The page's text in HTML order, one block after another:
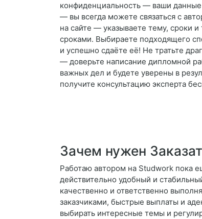
конфиденциальность — ваши данные
— вы всегда можете связаться с
на сайте — указываете тему, сроки
сроками. Выбираете подходящего
и успешно сдаёте её! Не тратьте
— доверьте написание дипломной
важных дел и будете уверены в
получите консультацию эксперта
Зачем нужен
Работаю автором на Studwork пока
действительно удобный и
качественно и ответственно
заказчиками, быстрые выплаты и
выбирать интересные темы и